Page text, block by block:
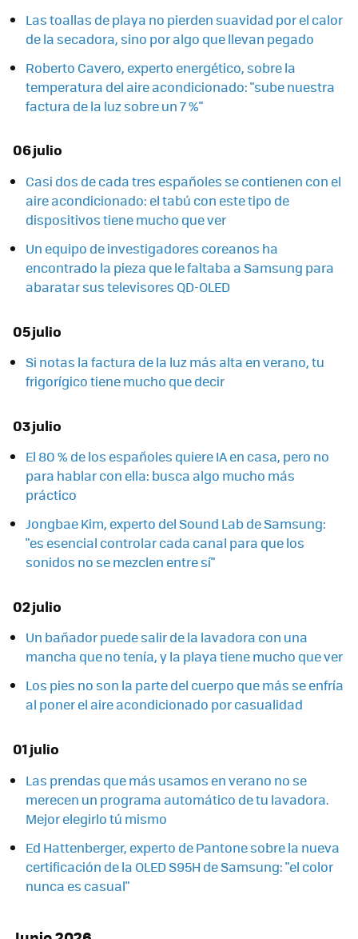
Las toallas de playa no pierden suavidad por el calor
de la secadora, sino por algo que llevan pegado
Roberto Cavero, experto energético, sobre la
temperatura del aire acondicionado: "sube nuestra
factura de la luz sobre un 7 %"
06 julio
Casi dos de cada tres españoles se contienen con el
aire acondicionado: el tabú con este tipo de
dispositivos tiene mucho que ver
Un equipo de investigadores coreanos ha
encontrado la pieza que le faltaba a Samsung para
abaratar sus televisores QD-OLED
05 julio
Si notas la factura de la luz más alta en verano, tu
frigorígico tiene mucho que decir
03 julio
El 80 % de los españoles quiere IA en casa, pero no
para hablar con ella: busca algo mucho más
práctico
Jongbae Kim, experto del Sound Lab de Samsung:
"es esencial controlar cada canal para que los
sonidos no se mezclen entre sí"
02 julio
Un bañador puede salir de la lavadora con una
mancha que no tenía, y la playa tiene mucho que ver
Los pies no son la parte del cuerpo que más se enfría
al poner el aire acondicionado por casualidad
01 julio
Las prendas que más usamos en verano no se
merecen un programa automático de tu lavadora.
Mejor elegirlo tú mismo
Ed Hattenberger, experto de Pantone sobre la nueva
certificación de la OLED S95H de Samsung: "el color
nunca es casual"